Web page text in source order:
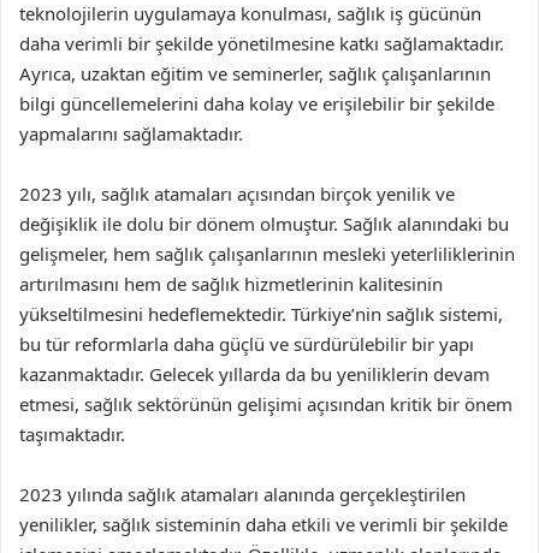
teknolojilerin uygulamaya konulması, sağlık iş gücünün
daha verimli bir şekilde yönetilmesine katkı sağlamaktadır.
Ayrıca, uzaktan eğitim ve seminerler, sağlık çalışanlarının
bilgi güncellemelerini daha kolay ve erişilebilir bir şekilde
yapmalarını sağlamaktadır.
2023 yılı, sağlık atamaları açısından birçok yenilik ve
değişiklik ile dolu bir dönem olmuştur. Sağlık alanındaki bu
gelişmeler, hem sağlık çalışanlarının mesleki yeterliliklerinin
artırılmasını hem de sağlık hizmetlerinin kalitesinin
yükseltilmesini hedeflemektedir. Türkiye’nin sağlık sistemi,
bu tür reformlarla daha güçlü ve sürdürülebilir bir yapı
kazanmaktadır. Gelecek yıllarda da bu yeniliklerin devam
etmesi, sağlık sektörünün gelişimi açısından kritik bir önem
taşımaktadır.
2023 yılında sağlık atamaları alanında gerçekleştirilen
yenilikler, sağlık sisteminin daha etkili ve verimli bir şekilde